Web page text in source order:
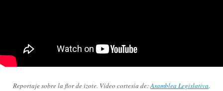
Reportaje sobre la flor de izote. Vídeo cortesía de:Asamblea Legislativa.